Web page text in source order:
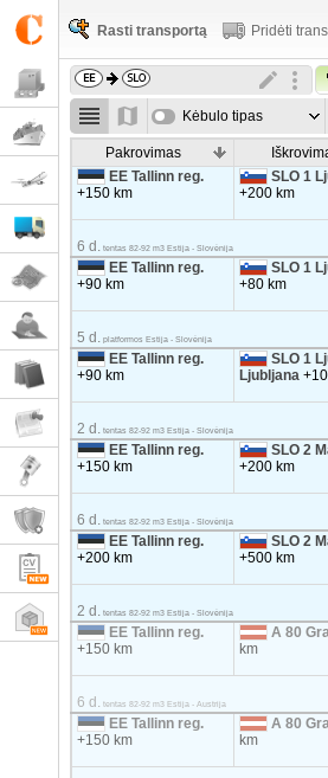
Rasti transportą Pridėti
Kėbulo tipas
Pakrovimas
EE Tallinn reg.
+150 km
SLO 1
+200 km
6 d. tentas 82-92 m3 Estija - Slovėnija
EE Tallinn reg.
+90 km
SLO 1
+80 km
5 d. platformos Estija - Slovėnija
EE Tallinn reg.
+90 km
SLO 1
Ljubljana
2 d. tentas 82-92 m3 Estija - Slovėnija
EE Tallinn reg.
+150 km
SLO 2
+200 km
6 d. tentas 82-92 m3 Estija - Slovėnija
EE Tallinn reg.
+200 km
SLO 2
+500 km
2 d. tentas 82-92 m3 Estija - Slovėnija
EE Tallinn reg.
+150 km
A 80
km
6 d. tentas 82-92 m3 Estija - Austrija
EE Tallinn reg.
+150 km
A 80
km